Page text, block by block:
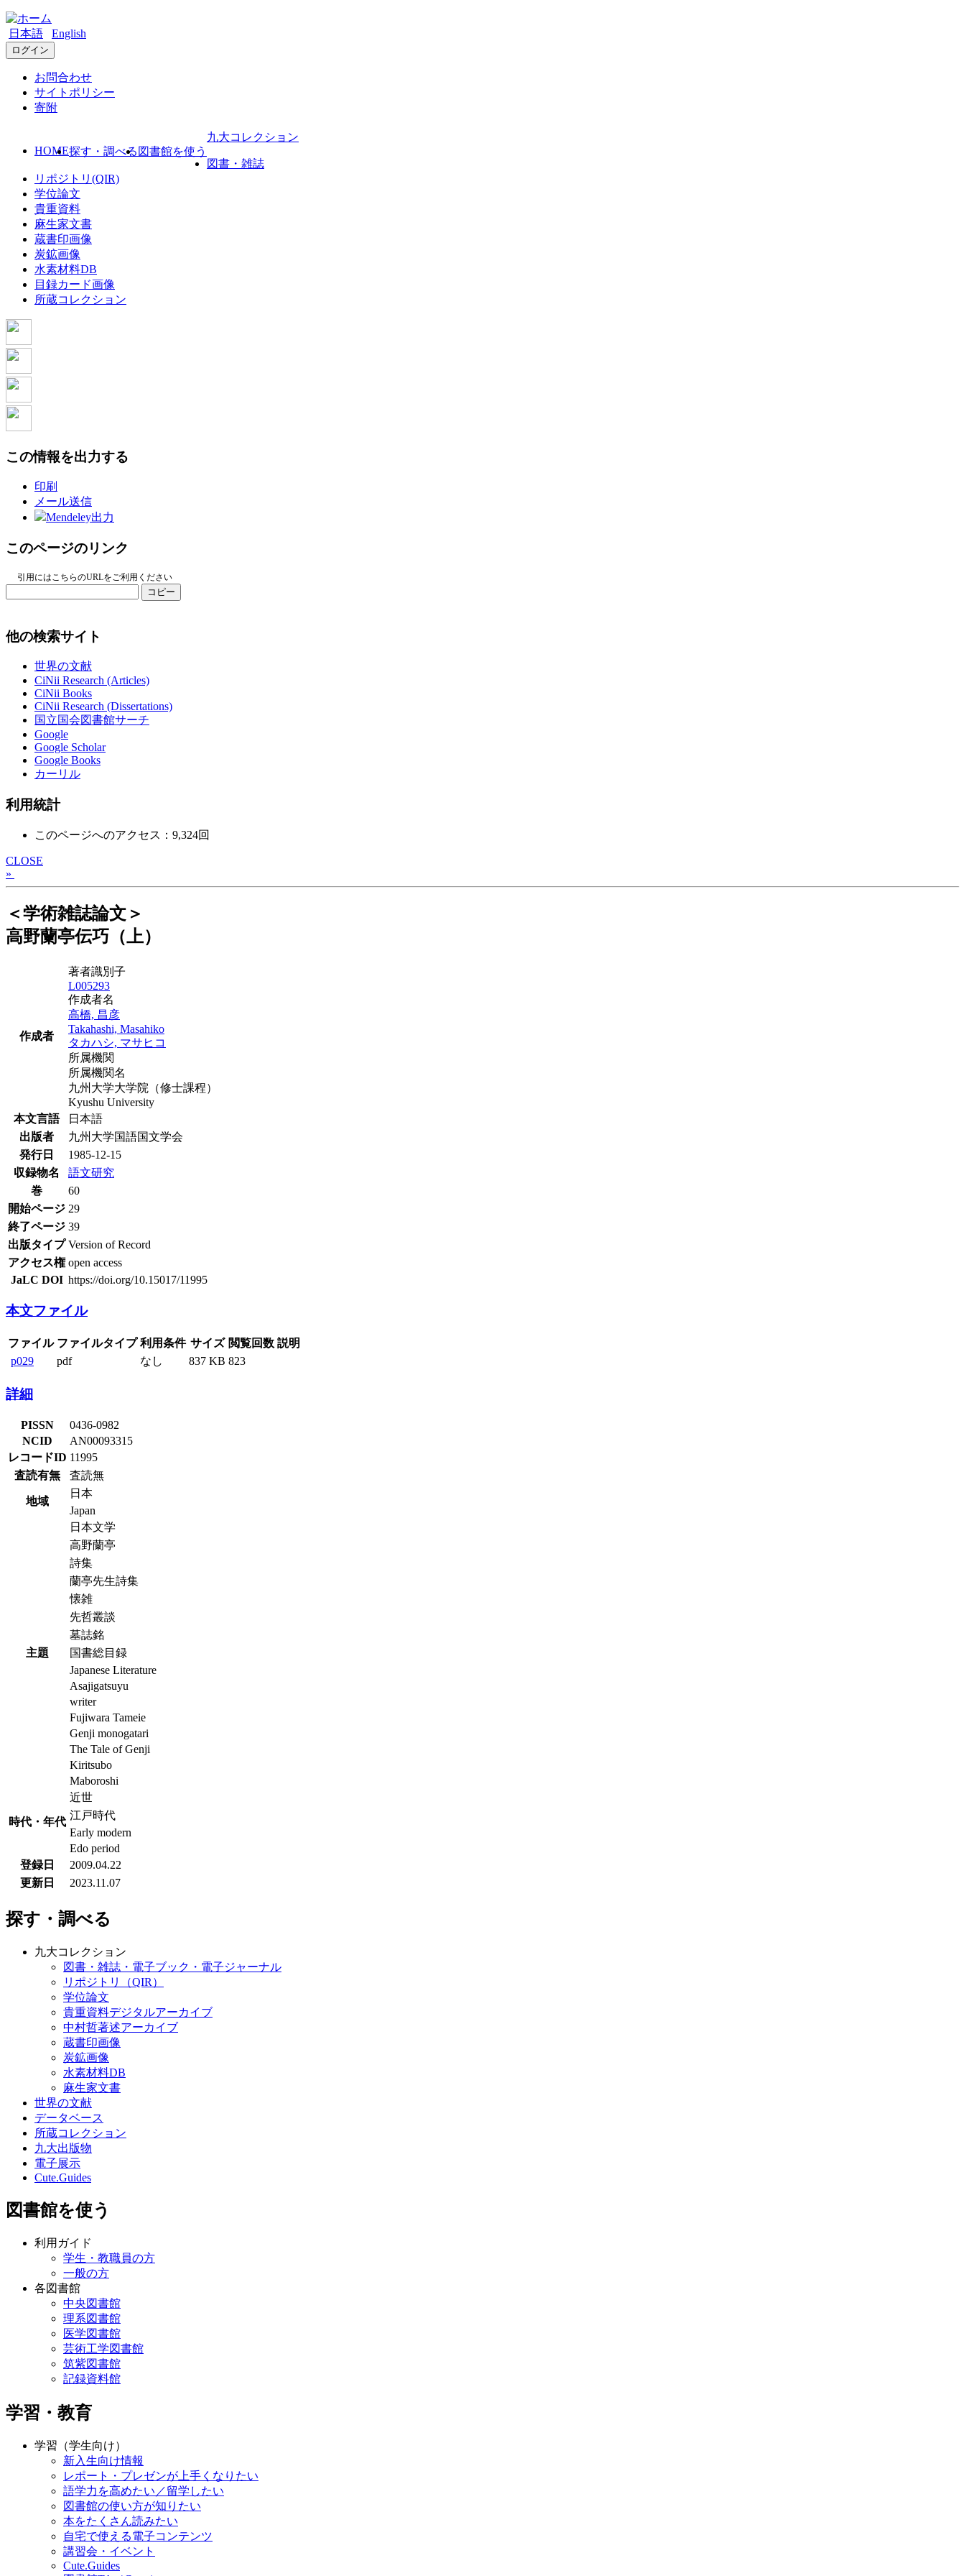
日本語 English
ログイン
お問合わせ
サイトポリシー
寄附
HOME探す・調べる 図書館を使う
九大コレクション
図書・雑誌
リポジトリ(QIR)
学位論文
貴重資料
麻生家文書
蔵書印画像
炭鉱画像
水素材料DB
目録カード画像
所蔵コレクション
この情報を出力する
印刷
メール送信
Mendeley出力
このページのリンク
引用にはこちらのURLをご利用ください
コピー
他の検索サイト
世界の文献
CiNii Research (Articles)
CiNii Books
CiNii Research (Dissertations)
国立国会図書館サーチ
Google
Google Scholar
Google Books
カーリル
利用統計
このページへのアクセス：9,324回
CLOSE
»
＜学術雑誌論文＞
高野蘭亭伝巧（上）
作成者
著者識別子
L005293
作成者名
高橋, 昌彦
Takahashi, Masahiko
タカハシ, マサヒコ
所属機関
所属機関名
九州大学大学院（修士課程）
Kyushu University
本文言語
日本語
出版者
九州大学国語国文学会
発行日
1985-12-15
収録物名
語文研究
巻
60
開始ページ 29
終了ページ 39
出版タイプ Version of Record
アクセス権 open access
JaLC DOI https://doi.org/10.15017/11995
本文ファイル
ファイル ファイルタイプ 利用条件 サイズ 閲覧回数 説明
p029
pdf なし 837 KB 823
詳細
PISSN
0436-0982
NCID
AN00093315
レコードID 11995
査読有無
査読無
地域
日本
Japan
主題
日本文学
高野蘭亭
詩集
蘭亭先生詩集
懐雑
先哲叢談
墓誌銘
国書総目録
Japanese Literature
Asajigatsuyu
writer
Fujiwara Tameie
Genji monogatari
The Tale of Genji
Kiritsubo
Maboroshi
時代・年代
近世
江戸時代
Early modern
Edo period
登録日
2009.04.22
更新日
2023.11.07
探す・調べる
九大コレクション
図書・雑誌・電子ブック・電子ジャーナル
リポジトリ（QIR）
学位論文
貴重資料デジタルアーカイブ
中村哲著述アーカイブ
蔵書印画像
炭鉱画像
水素材料DB
麻生家文書
世界の文献
データベース
所蔵コレクション
九大出版物
電子展示
Cute.Guides
図書館を使う
利用ガイド
学生・教職員の方
一般の方
各図書館
中央図書館
理系図書館
医学図書館
芸術工学図書館
筑紫図書館
記録資料館
学習・教育
学習（学生向け）
新入生向け情報
レポート・プレゼンが上手くなりたい
語学力を高めたい／留学したい
図書館の使い方が知りたい
本をたくさん読みたい
自宅で使える電子コンテンツ
講習会・イベント
Cute.Guides